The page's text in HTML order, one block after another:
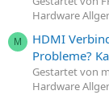
Hardware
M
HDMI
Probleme?
Gestartet von
Hardware